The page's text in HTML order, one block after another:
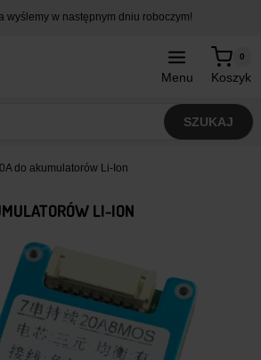
wyślemy w następnym dniu roboczym!
Menu Koszyk
0
SZUKAJ
do akumulatorów Li-Ion
LI-ION